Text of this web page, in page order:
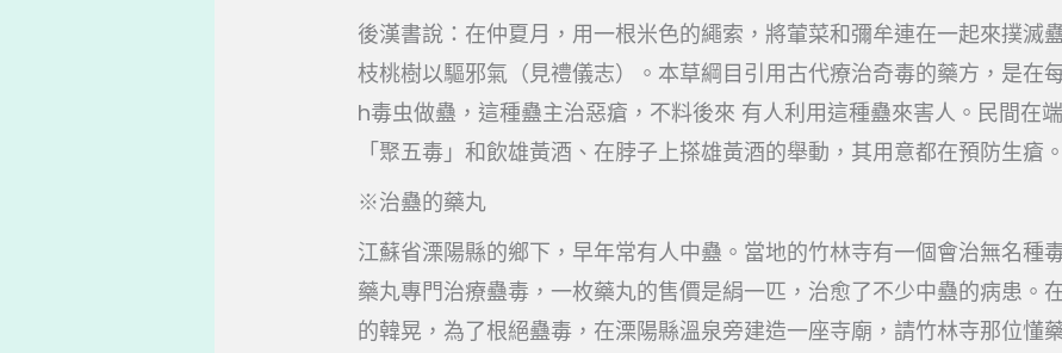
後漢書說：在仲夏月，用一根米色的繩索，將葷菜和彌牟連在一起來撲滅
枝桃樹以驅邪氣（見禮儀志）。本草綱目引用古代療治奇毒的藥方，是在
h毒虫做蠱，這種蠱主治惡瘡，不料後來 有人利用這種蠱來害人。民間在
「聚五毒」和飲雄黃酒、在脖子上搽雄黃酒的舉動，其用意都在預防生瘡。
※治蠱的藥丸
江蘇省溧陽縣的鄉下，早年常有人中蠱。當地的竹林寺有一個會治無名種
藥丸專門治療蠱毒，一枚藥丸的售價是絹一匹，治愈了不少中蠱的病患。
的韓晃，為了根絕蠱毒，在溧陽縣溫泉旁建造一座寺廟，請竹林寺那位懂